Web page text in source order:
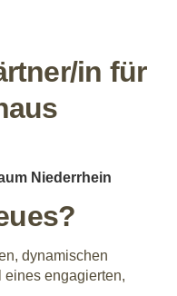
in für
Niederrhein
dynamischen
eines engagierten,